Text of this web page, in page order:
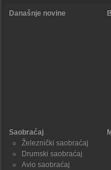
Današnje novine
Saobraćaj
Železnički saobraćaj
Drumski saobraćaj
Avio saobraćaj